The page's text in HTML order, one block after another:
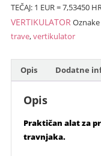
HECHT-
1999
2u1
TEČAJ: 1 EUR = 7,53450
VERTIKULATOROznake
trave,vertikulator
Opis Dodatne
Opis
Praktičan alat za
travnjaka.